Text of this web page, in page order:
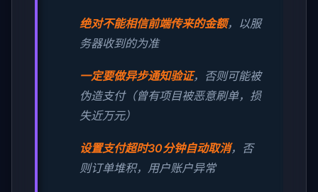
绝对不能相信前端传来的金额，以服
务器收到的为准
一定要做异步通知验证，否则可能被
伪造支付（曾有项目被恶意刷单，损
失近万元）
设置支付超时30分钟自动取消，否
则订单堆积，用户账户异常